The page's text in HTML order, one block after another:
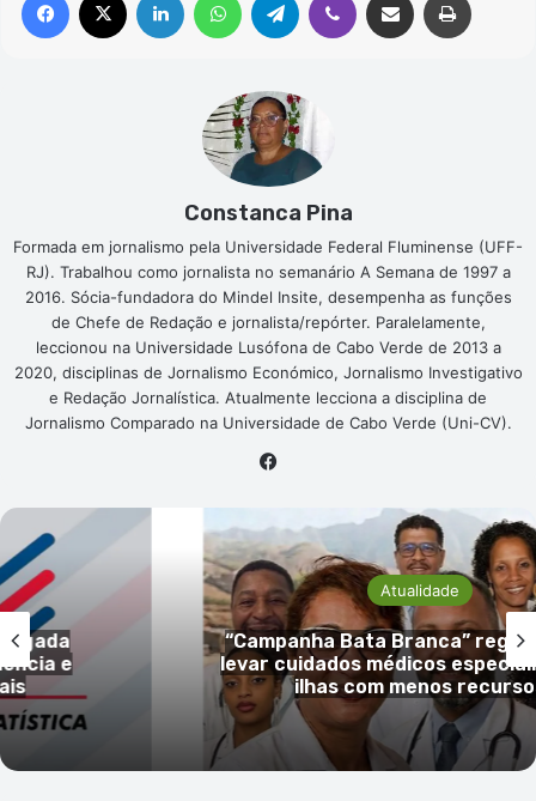
Constanca Pina
Formada em jornalismo pela Universidade Federal Fluminense (UFF-
RJ). Trabalhou como jornalista no semanário A Semana de 1997 a
2016. Sócia-fundadora do Mindel Insite, desempenha as funções
de Chefe de Redação e jornalista/repórter. Paralelamente,
leccionou na Universidade Lusófona de Cabo Verde de 2013 a
2020, disciplinas de Jornalismo Económico, Jornalismo Investigativo
e Redação Jornalística. Atualmente lecciona a disciplina de
Jornalismo Comparado na Universidade de Cabo Verde (Uni-CV).
e
Atualidade
“Campanha Bata Branca”
levar cuidados médicos
ilhas com menos recursos